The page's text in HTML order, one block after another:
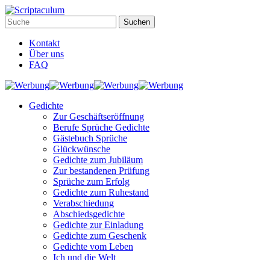
Kontakt
Über uns
FAQ
Gedichte
Zur Geschäftseröffnung
Berufe Sprüche Gedichte
Gästebuch Sprüche
Glückwünsche
Gedichte zum Jubiläum
Zur bestandenen Prüfung
Sprüche zum Erfolg
Gedichte zum Ruhestand
Verabschiedung
Abschiedsgedichte
Gedichte zur Einladung
Gedichte zum Geschenk
Gedichte vom Leben
Ich und die Welt